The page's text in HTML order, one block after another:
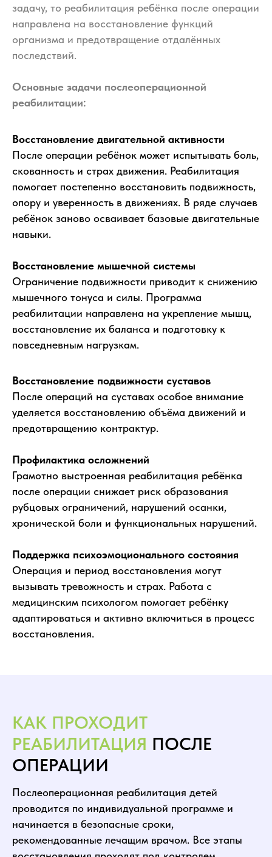
задачу, то реабилитация ребёнка после операции
направлена на восстановление функций
организма и предотвращение отдалённых
последствий.
Основные задачи послеоперационной
реабилитации:
Восстановление двигательной активности
После операции ребёнок может испытывать боль,
скованность и страх движения. Реабилитация
помогает постепенно восстановить подвижность,
опору и уверенность в движениях. В ряде случаев
ребёнок заново осваивает базовые двигательные
навыки.
Восстановление мышечной системы
Ограничение подвижности приводит к снижению
мышечного тонуса и силы. Программа
реабилитации направлена на укрепление мышц,
восстановление их баланса и подготовку к
повседневным нагрузкам.
Восстановление подвижности суставов
После операций на суставах особое внимание
уделяется восстановлению объёма движений и
предотвращению контрактур.
Профилактика осложнений
Грамотно выстроенная реабилитация ребёнка
после операции снижает риск образования
рубцовых ограничений, нарушений осанки,
хронической боли и функциональных нарушений.
Поддержка психоэмоционального состояния
Операция и период восстановления могут
вызывать тревожность и страх. Работа с
медицинским психологом помогает ребёнку
адаптироваться и активно включиться в процесс
восстановления.
КАК ПРОХОДИТ
РЕАБИЛИТАЦИЯ ПОСЛЕ
ОПЕРАЦИИ
Послеоперационная реабилитация детей
проводится по индивидуальной программе и
начинается в безопасные сроки,
рекомендованные лечащим врачом. Все этапы